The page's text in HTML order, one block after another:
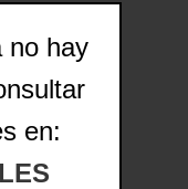
no hay
en: